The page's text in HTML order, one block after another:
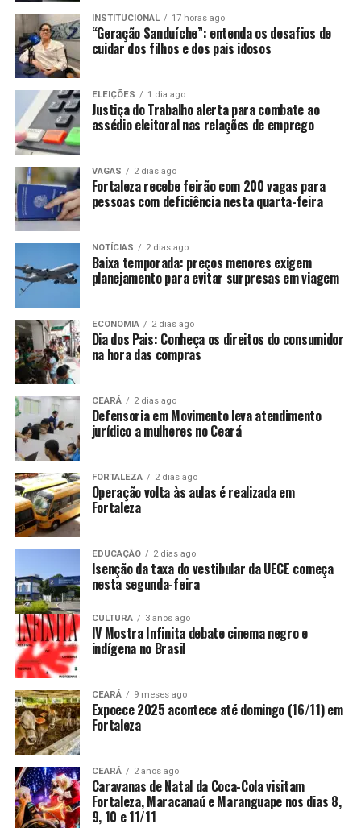
INSTITUCIONAL 17 horas ago
“Geração Sanduíche”: entenda os desafios de
cuidar dos filhos e dos pais idosos
ELEIÇÕES 1 dia ago
Justiça do Trabalho alerta para combate ao
assédio eleitoral nas relações de emprego
VAGAS 2 dias ago
Fortaleza recebe feirão com 200 vagas para
pessoas com deficiência nesta quarta-feira
NOTÍCIAS 2 dias ago
Baixa temporada: preços menores exigem
planejamento para evitar surpresas em viagem
ECONOMIA 2 dias ago
Dia dos Pais: Conheça os direitos do consumidor
na hora das compras
CEARÁ 2 dias ago
Defensoria em Movimento leva atendimento
jurídico a mulheres no Ceará
FORTALEZA 2 dias ago
Operação volta às aulas é realizada em
Fortaleza
EDUCAÇÃO 2 dias ago
Isenção da taxa do vestibular da UECE começa
nesta segunda-feira
CULTURA 3 anos ago
IV Mostra Infinita debate cinema negro e
indígena no Brasil
CEARÁ 9 meses ago
Expoece 2025 acontece até domingo (16/11) em
Fortaleza
CEARÁ 2 anos ago
Caravanas de Natal da Coca-Cola visitam
Fortaleza, Maracanaú e Maranguape nos dias 8,
9, 10 e 11/11